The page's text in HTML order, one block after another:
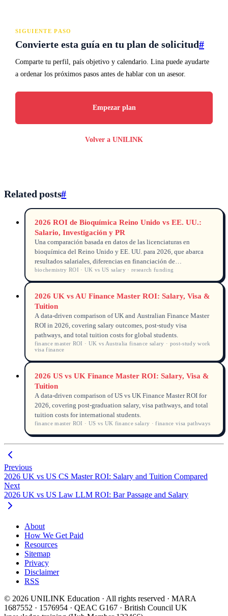
SIGUIENTE PASO
Convierte esta guía en tu plan de solicitud#
Comparte tu perfil, país objetivo y calendario. Lina puede ayudarte
a ordenar los próximos pasos antes de hablar con un asesor.
Empezar plan
Volver a UNILINK
Related posts#
2026 ROI de Bioquímica Reino Unido vs EE. UU.:
Salario, Investigación y PR
Una comparación basada en datos de las licenciaturas en
bioquímica del Reino Unido y EE. UU. para 2026, que abarca
resultados salariales, diferencias en financiación de
investigación y vías de inmigración post-estudio para
estudiantes internacionales.
biochemistry ROI · UK vs US salary · research funding
2026 UK vs AU Finance Master ROI: Salary, Visa &
Tuition
A data-driven comparison of UK and Australian Finance Master
ROI in 2026, covering salary outcomes, post-study visa
pathways, and total tuition costs for global students.
finance master ROI · UK vs Australia finance salary · post-study work
visa finance
2026 US vs UK Finance Master ROI: Salary, Visa &
Tuition
A data-driven comparison of US vs UK Finance Master ROI for
2026, covering post-graduation salary, visa pathways, and total
tuition costs for international students.
finance master ROI · US vs UK finance salary · finance visa pathways
Previous
2026 UK vs US CS Master ROI: Salary and Tuition Compared
Next
2026 UK vs US Law LLM ROI: Bar Passage and Salary
About
How We Get Paid
Resources
Sitemap
Privacy
Disclaimer
RSS
© 2026 UNILINK Education · All rights reserved · MARA
1687552 · 1576954 · QEAC G167 · British Council UK